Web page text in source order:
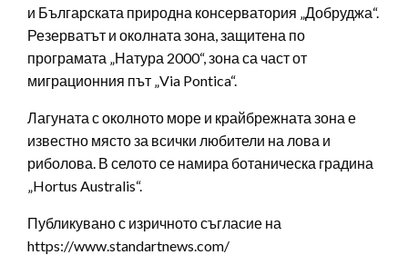
и Българската природна консерватория „Добруджа“.
Резерватът и околната зона, защитена по
програмата „Натура 2000“, зона са част от
миграционния път „Via Pontica“.
Лагуната с околното море и крайбрежната зона е
известно място за всички любители на лова и
риболова. В селото се намира ботаническа градина
„Hortus Australis“.
Публикувано с изричното съгласие на
https://www.standartnews.com/